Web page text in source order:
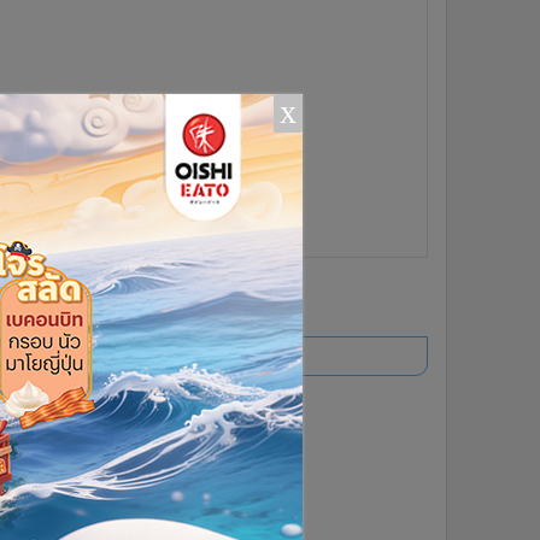
ยอดนิยม
อ่านเพิ่มเติม
x